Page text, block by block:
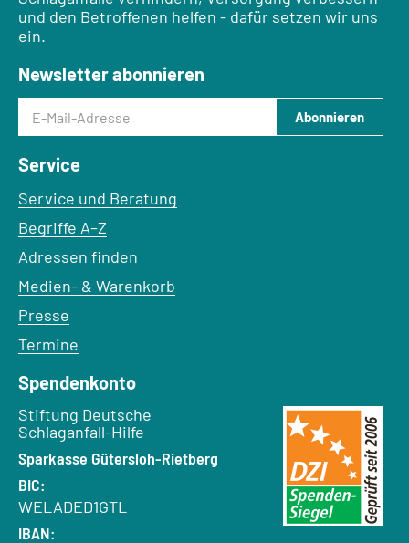
und den Betroffenen helfen - dafür setzen wir uns
ein.
Newsletter abonnieren
E-Mail-Adresse
Abonnieren
Service
Service und Beratung
Begriffe A–Z
Adressen finden
Medien- & Warenkorb
Presse
Termine
Spendenkonto
Empfänger:
Stiftung Deutsche
Schlaganfall-Hilfe
Bank:
Sparkasse Gütersloh-Rietberg
BIC:
WELADED1GTL
IBAN: